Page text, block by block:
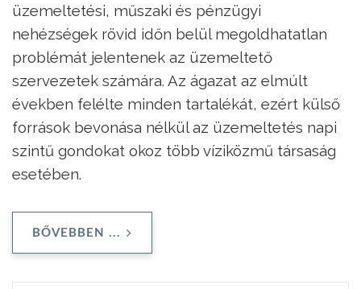
üzemeltetési, műszaki és pénzügyi
nehézségek rövid időn belül megoldhatatlan
problémát jelentenek az üzemeltető
szervezetek számára. Az ágazat az elmúlt
években felélte minden tartalékát, ezért külső
források bevonása nélkül az üzemeltetés napi
szintű gondokat okoz több víziközmű társaság
esetében.
BŐVEBBEN ...